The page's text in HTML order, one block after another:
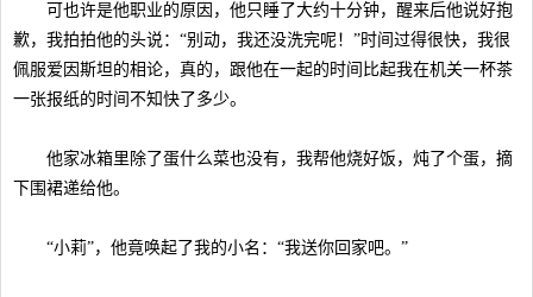
可也许是他职业的原因，他只睡了大约十分钟，醒来后他说好抱
歉，我拍拍他的头说：“别动，我还没洗完呢！”时间过得很快，我很
佩服爱因斯坦的相论，真的，跟他在一起的时间比起我在机关一杯茶
一张报纸的时间不知快了多少。
他家冰箱里除了蛋什么菜也没有，我帮他烧好饭，炖了个蛋，摘
下围裙递给他。
“小莉”，他竟唤起了我的小名：“我送你回家吧。”